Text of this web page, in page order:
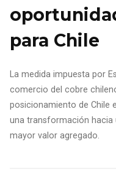
para Chile
La medida impuesta por
comercio del cobre
posicionamiento de Chile
una transformación hacia
mayor valor agregado.